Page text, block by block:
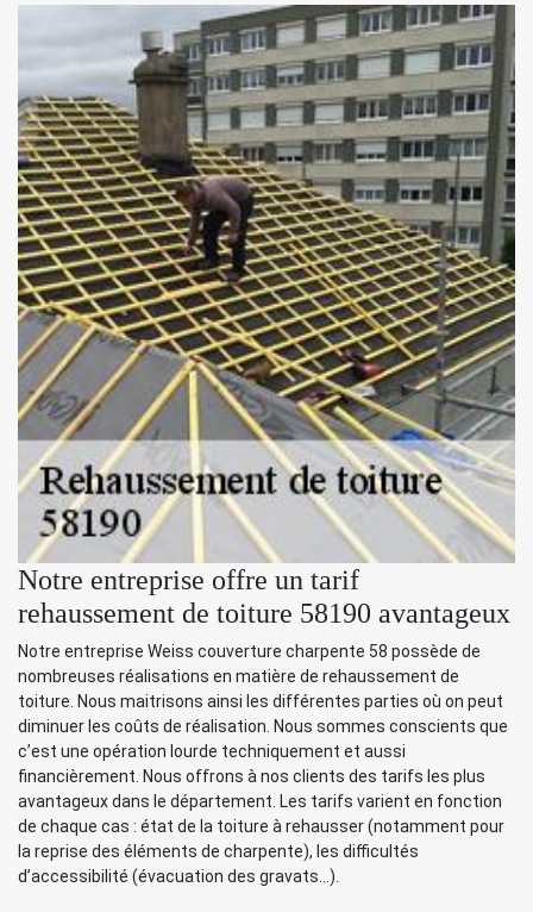
Notre entreprise offre un tarif
rehaussement de toiture 58190 avantageux
Notre entreprise Weiss couverture charpente 58 possède de
nombreuses réalisations en matière de rehaussement de
toiture. Nous maitrisons ainsi les différentes parties où on peut
diminuer les coûts de réalisation. Nous sommes conscients que
c’est une opération lourde techniquement et aussi
financièrement. Nous offrons à nos clients des tarifs les plus
avantageux dans le département. Les tarifs varient en fonction
de chaque cas : état de la toiture à rehausser (notamment pour
la reprise des éléments de charpente), les difficultés
d’accessibilité (évacuation des gravats…).